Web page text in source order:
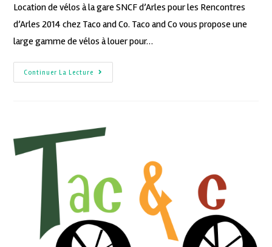
Location de vélos à la gare SNCF d’Arles pour les Rencontres
d’Arles 2014 chez Taco and Co. Taco and Co vous propose une
large gamme de vélos à louer pour…
Continuer La Lecture